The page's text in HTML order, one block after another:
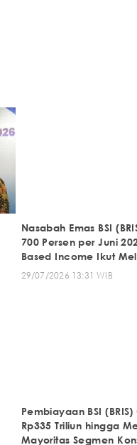
Nasabah Emas BSI
700 Persen per Juni
Based Income Ikut
29/07/2026 13:31 WIB
Pembiayaan BSI
Rp335 Triliun hingga
Mayoritas Segmen